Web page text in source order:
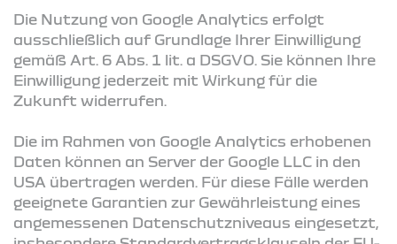
Die Nutzung von Google Analytics erfolgt
ausschließlich auf Grundlage Ihrer Einwilligung
gemäß Art. 6 Abs. 1 lit. a DSGVO. Sie können Ihre
Einwilligung jederzeit mit Wirkung für die
Zukunft widerrufen.
Die im Rahmen von Google Analytics erhobenen
Daten können an Server der Google LLC in den
USA übertragen werden. Für diese Fälle werden
geeignete Garantien zur Gewährleistung eines
angemessenen Datenschutzniveaus eingesetzt,